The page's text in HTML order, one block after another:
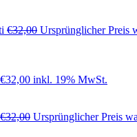
€32,00 Ursprünglicher Preis
€32,00 inkl. 19% MwSt.
€32,00 Ursprünglicher Preis